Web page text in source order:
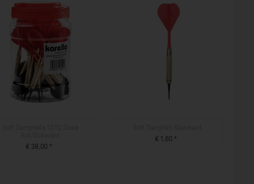
€ 38,00 *
€ 1,60 *